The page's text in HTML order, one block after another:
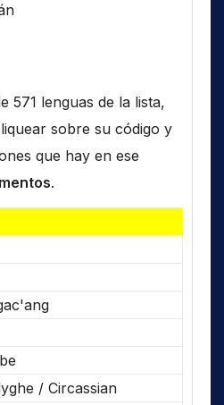
571 lenguas de la lista,
sobre su código y
que hay en ese
.
/ Circassian